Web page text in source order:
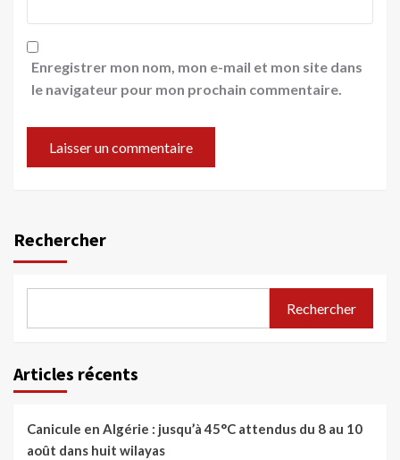
Enregistrer mon nom, mon e-mail et mon site dans
le navigateur pour mon prochain commentaire.
Rechercher
Rechercher
Articles récents
Canicule en Algérie : jusqu’à 45°C attendus du 8 au 10
août dans huit wilayas